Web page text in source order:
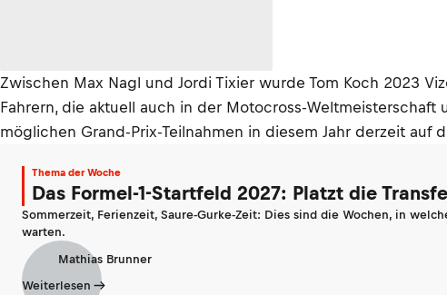
Zwischen Max Nagl und Jordi Tixier wurde Tom Koch 2023
Fahrern, die aktuell auch in der Motocross-
möglichen Grand-Prix-Teilnahmen in diesem Jahr derzeit auf
Thema der Woche
Das Formel-1-Startfeld 2027: Platzt die
Sommerzeit, Ferienzeit, Saure-Gurke-Zeit: Dies sind die Wochen, in
warten.
Mathias Brunner
Weiterlesen